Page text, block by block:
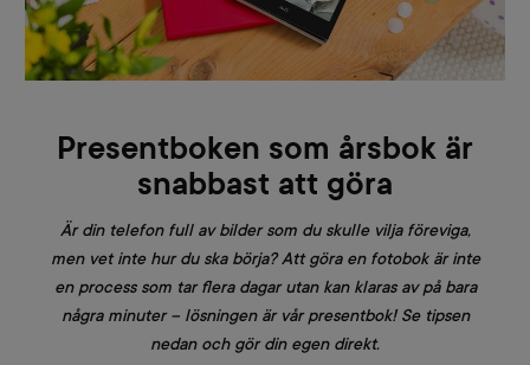
Presentboken som årsbok är
snabbast att göra
Är din telefon full av bilder som du skulle vilja föreviga,
men vet inte hur du ska börja? Att göra en fotobok är inte
en process som tar flera dagar utan kan klaras av på bara
några minuter – lösningen är vår presentbok! Se tipsen
nedan och gör din egen direkt.